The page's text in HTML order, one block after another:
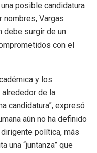
posible candidatura
nombres, Vargas
debe surgir de un
con el
y los
de la
candidatura”, expresó
aún no ha definido
política, más
una “juntanza” que